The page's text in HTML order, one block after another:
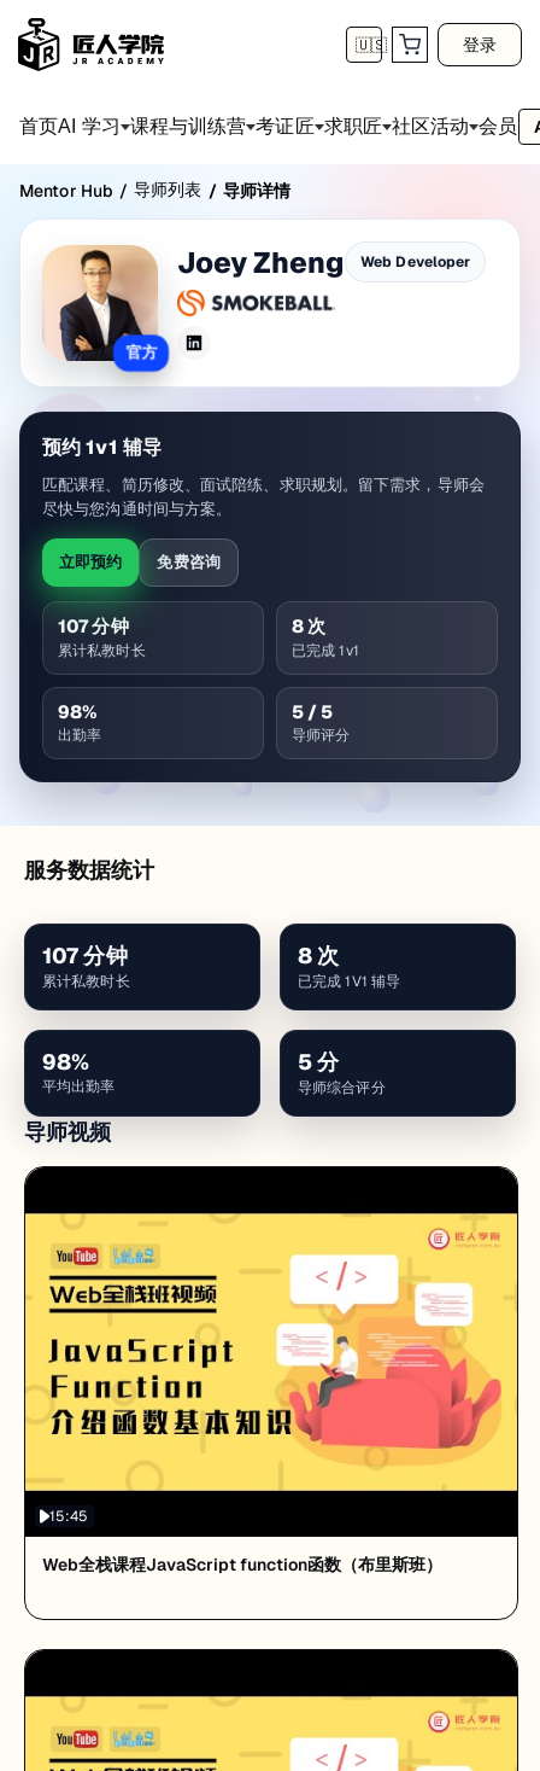
🇺🇸 登录
首页AI 学习 课程与训练营 考证匠 求职匠 社区活动 会员
Mentor Hub / 导师列表 / 导师详情
官方
Joey Zheng Web Developer
预约 1v1 辅导
匹配课程、简历修改、面试陪练、求职规划。留下需求，导师会
尽快与您沟通时间与方案。
立即预约 免费咨询
107分钟
累计私教时长
8次
已完成 1v1
98%
出勤率
5 / 5
导师评分
导师视频
15:45
Web全栈课程JavaScript function函数（布里斯班）
服务数据统计
107分钟
累计私教时长
8 次
已完成 1V1 辅导
98%
平均出勤率
5分
导师综合评分